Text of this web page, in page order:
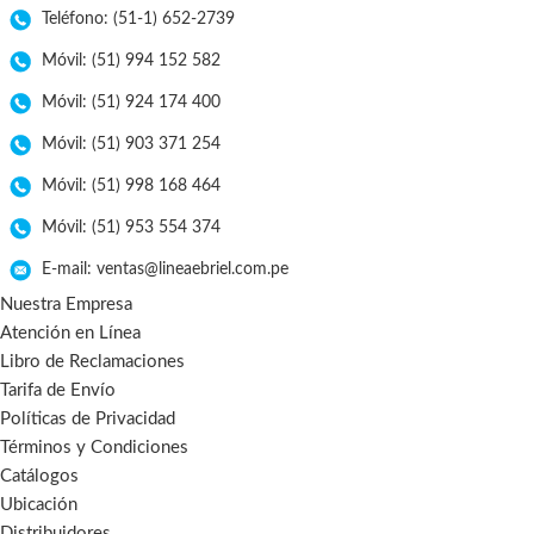
Teléfono: (51-1) 652-2739
Móvil: (51) 994 152 582
Móvil: (51) 924 174 400
Móvil: (51) 903 371 254
Móvil: (51) 998 168 464
Móvil: (51) 953 554 374
E-mail: ventas@lineaebriel.com.pe
Nuestra Empresa
Atención en Línea
Libro de Reclamaciones
Tarifa de Envío
Políticas de Privacidad
Términos y Condiciones
Catálogos
Ubicación